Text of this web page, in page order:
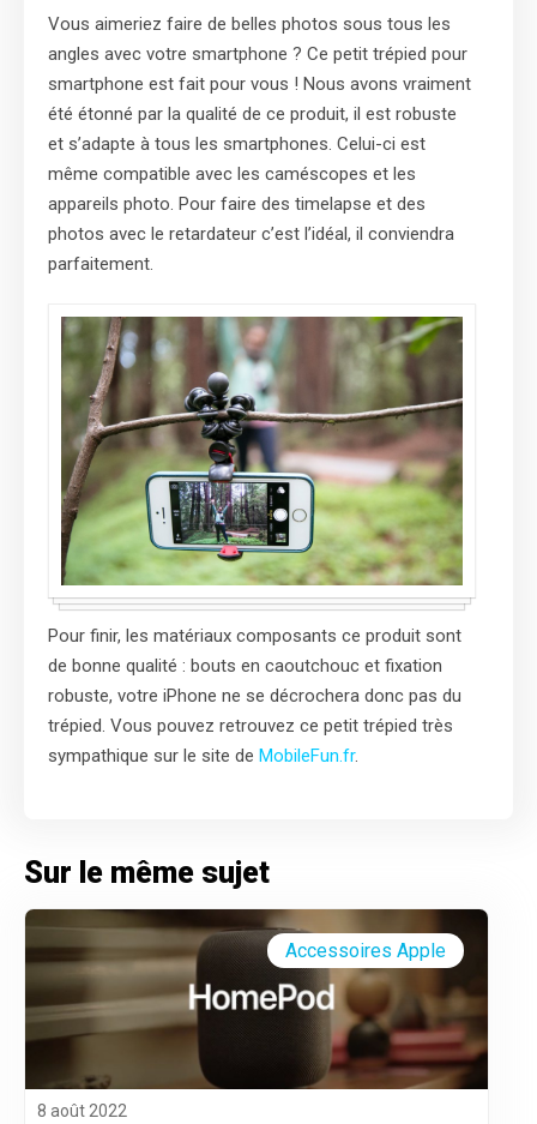
Vous aimeriez faire de belles photos sous tous les
angles avec votre smartphone ? Ce petit trépied pour
smartphone est fait pour vous ! Nous avons vraiment
été étonné par la qualité de ce produit, il est robuste
et s’adapte à tous les smartphones. Celui-ci est
même compatible avec les caméscopes et les
appareils photo. Pour faire des timelapse et des
photos avec le retardateur c’est l’idéal, il conviendra
parfaitement.
Pour finir, les matériaux composants ce produit sont
de bonne qualité : bouts en caoutchouc et fixation
robuste, votre iPhone ne se décrochera donc pas du
trépied. Vous pouvez retrouvez ce petit trépied très
sympathique sur le site de MobileFun.fr.
Sur le même sujet
8 août 2022
Accessoires Apple